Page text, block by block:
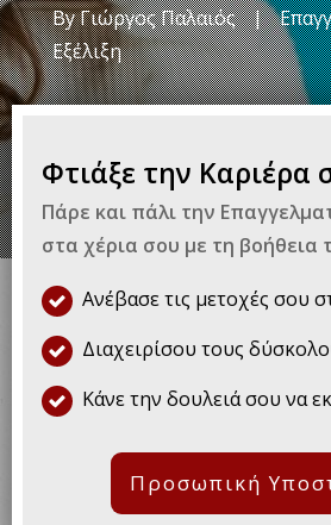
ByΓιώργος Παλαιός |
Εξέλιξη
Μπορεί να μην
βέβαιοι ότι τις
συνάδελφο και από το
πιστεύεις) τον βλέπεις να
Φτιάξε την Καριέρα
Πάρε και πάλι την
στα χέρια σου με τη βοήθεια
Ανέβασε τις μετοχές σου
Διαχειρίσου τους
Κάνε την δουλειά σου να
Προσωπική